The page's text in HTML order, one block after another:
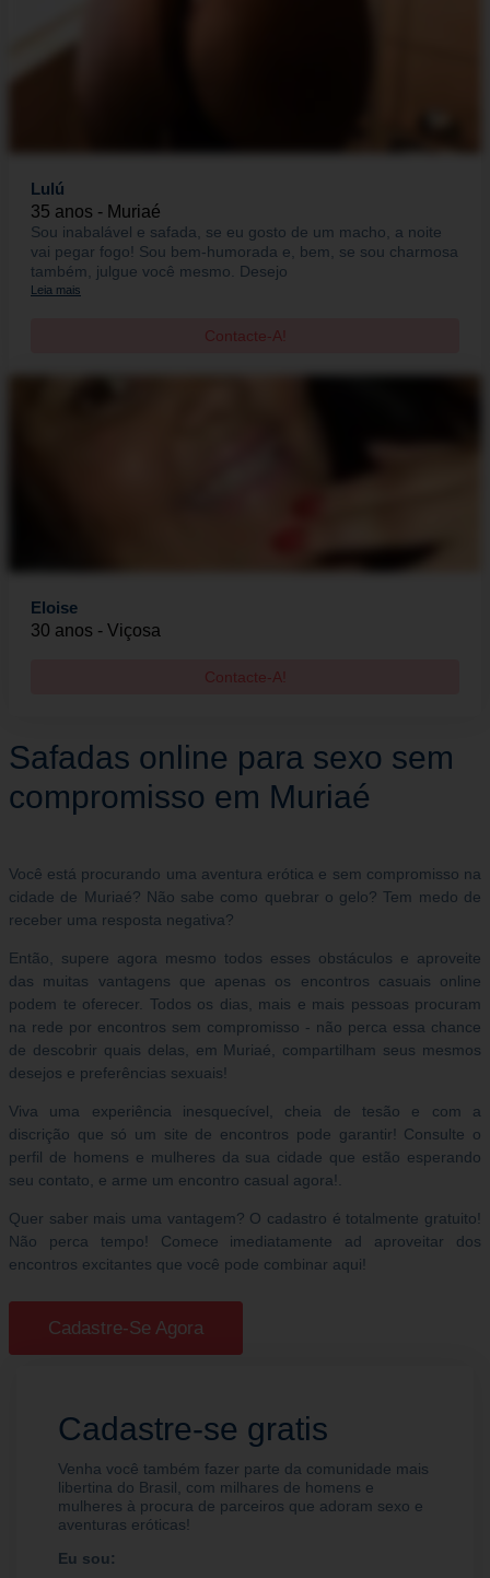
Lulú
35 anos - Muriaé
Sou inabalável e safada, se eu gosto de um macho, a noite
vai pegar fogo! Sou bem-humorada e, bem, se sou charmosa
também, julgue você mesmo. Desejo
Leia mais
Contacte-A!
Eloise
30 anos - Viçosa
Contacte-A!
Safadas online para sexo sem
compromisso em Muriaé
Você está procurando uma aventura erótica e sem compromisso na
cidade de Muriaé? Não sabe como quebrar o gelo? Tem medo de
receber uma resposta negativa?
Então, supere agora mesmo todos esses obstáculos e aproveite
das muitas vantagens que apenas os encontros casuais online
podem te oferecer. Todos os dias, mais e mais pessoas procuram
na rede por encontros sem compromisso - não perca essa chance
de descobrir quais delas, em Muriaé, compartilham seus mesmos
desejos e preferências sexuais!
Viva uma experiência inesquecível, cheia de tesão e com a
discrição que só um site de encontros pode garantir! Consulte o
perfil de homens e mulheres da sua cidade que estão esperando
seu contato, e arme um encontro casual agora!.
Quer saber mais uma vantagem? O cadastro é totalmente gratuito!
Não perca tempo! Comece imediatamente ad aproveitar dos
encontros excitantes que você pode combinar aqui!
Cadastre-Se Agora
Cadastre-se gratis
Venha você também fazer parte da comunidade mais
libertina do Brasil, com milhares de homens e
mulheres à procura de parceiros que adoram sexo e
aventuras eróticas!
Eu sou: